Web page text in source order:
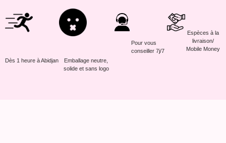
Dès 1 heure à Abidjan
Emballage neutre,
solide et sans logo
Pour vous
conseiller 7j/7
Espèces à la
livraison/
Mobile Money